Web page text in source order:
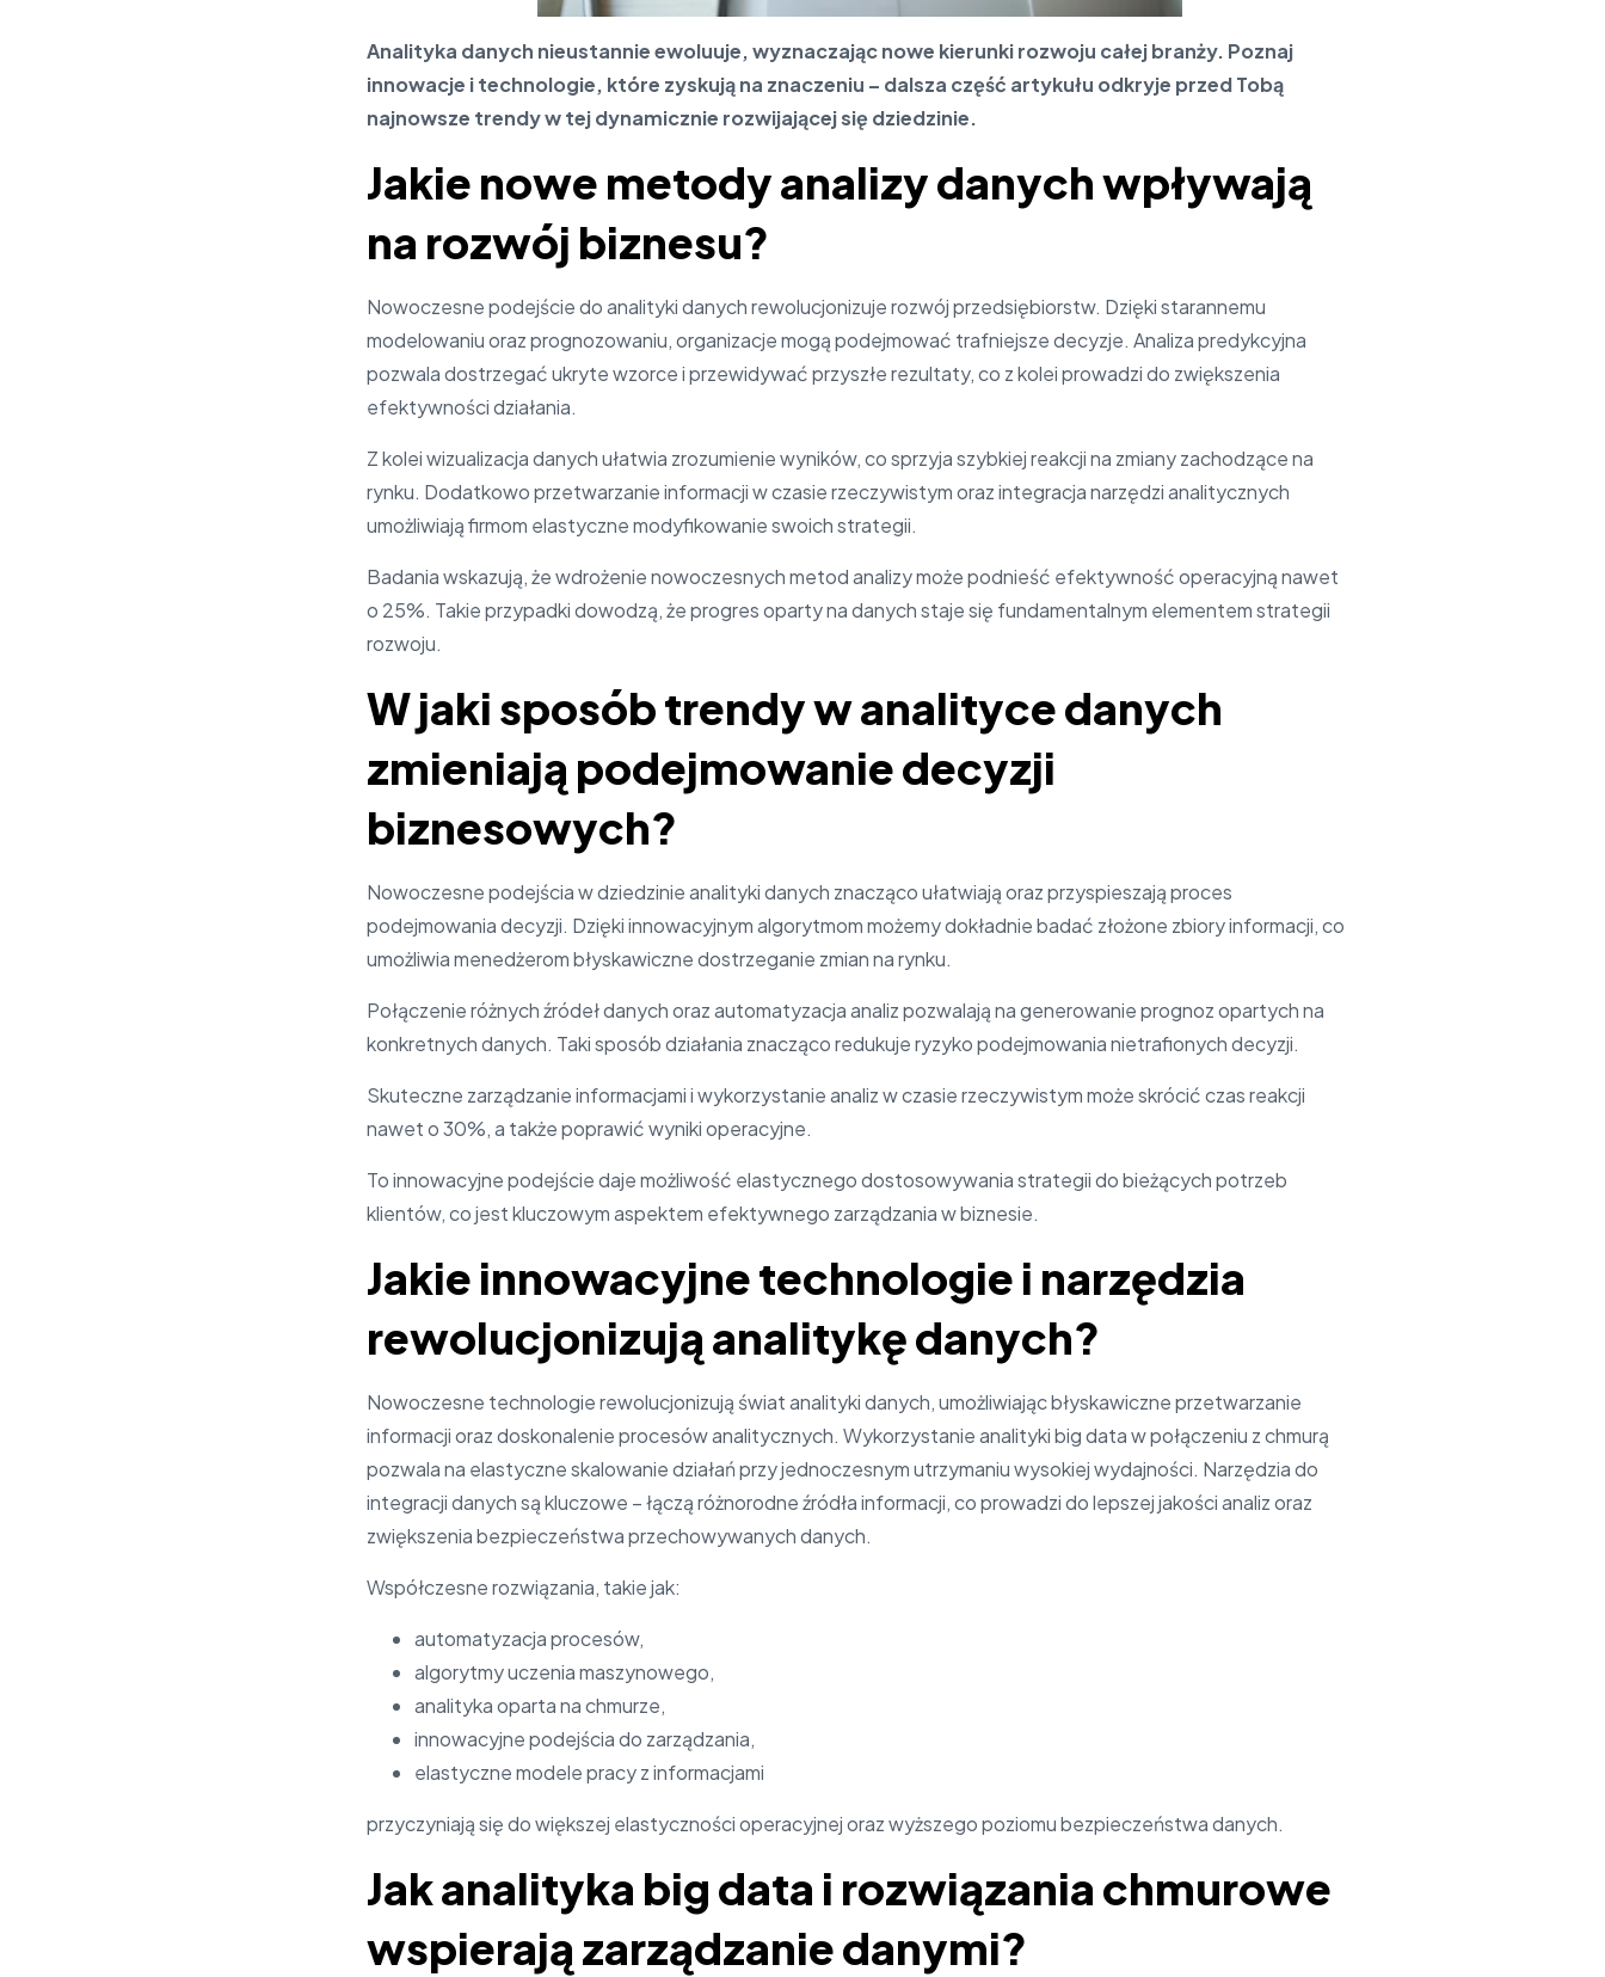
Analityka danych nieustannie ewoluuje, wyznaczając nowe kierunki rozwoju całej branży. Poznaj
innowacje i technologie, które zyskują na znaczeniu – dalsza część artykułu odkryje przed Tobą
najnowsze trendy w tej dynamicznie rozwijającej się dziedzinie.
Jakie nowe metody analizy danych wpływają
na rozwój biznesu?
Nowoczesne podejście do analityki danych rewolucjonizuje rozwój przedsiębiorstw. Dzięki starannemu
modelowaniu oraz prognozowaniu, organizacje mogą podejmować trafniejsze decyzje. Analiza predykcyjna
pozwala dostrzegać ukryte wzorce i przewidywać przyszłe rezultaty, co z kolei prowadzi do zwiększenia
efektywności działania.
Z kolei wizualizacja danych ułatwia zrozumienie wyników, co sprzyja szybkiej reakcji na zmiany zachodzące na
rynku. Dodatkowo przetwarzanie informacji w czasie rzeczywistym oraz integracja narzędzi analitycznych
umożliwiają firmom elastyczne modyfikowanie swoich strategii.
Badania wskazują, że wdrożenie nowoczesnych metod analizy może podnieść efektywność operacyjną nawet
o 25%. Takie przypadki dowodzą, że progres oparty na danych staje się fundamentalnym elementem strategii
rozwoju.
W jaki sposób trendy w analityce danych
zmieniają podejmowanie decyzji
biznesowych?
Nowoczesne podejścia w dziedzinie analityki danych znacząco ułatwiają oraz przyspieszają proces
podejmowania decyzji. Dzięki innowacyjnym algorytmom możemy dokładnie badać złożone zbiory informacji, co
umożliwia menedżerom błyskawiczne dostrzeganie zmian na rynku.
Połączenie różnych źródeł danych oraz automatyzacja analiz pozwalają na generowanie prognoz opartych na
konkretnych danych. Taki sposób działania znacząco redukuje ryzyko podejmowania nietrafionych decyzji.
Skuteczne zarządzanie informacjami i wykorzystanie analiz w czasie rzeczywistym może skrócić czas reakcji
nawet o 30%, a także poprawić wyniki operacyjne.
To innowacyjne podejście daje możliwość elastycznego dostosowywania strategii do bieżących potrzeb
klientów, co jest kluczowym aspektem efektywnego zarządzania w biznesie.
Jakie innowacyjne technologie i narzędzia
rewolucjonizują analitykę danych?
Nowoczesne technologie rewolucjonizują świat analityki danych, umożliwiając błyskawiczne przetwarzanie
informacji oraz doskonalenie procesów analitycznych. Wykorzystanie analityki big data w połączeniu z chmurą
pozwala na elastyczne skalowanie działań przy jednoczesnym utrzymaniu wysokiej wydajności. Narzędzia do
integracji danych są kluczowe – łączą różnorodne źródła informacji, co prowadzi do lepszej jakości analiz oraz
zwiększenia bezpieczeństwa przechowywanych danych.
Współczesne rozwiązania, takie jak:
automatyzacja procesów,
algorytmy uczenia maszynowego,
analityka oparta na chmurze,
innowacyjne podejścia do zarządzania,
elastyczne modele pracy z informacjami
przyczyniają się do większej elastyczności operacyjnej oraz wyższego poziomu bezpieczeństwa danych.
Jak analityka big data i rozwiązania chmurowe
wspierają zarządzanie danymi?